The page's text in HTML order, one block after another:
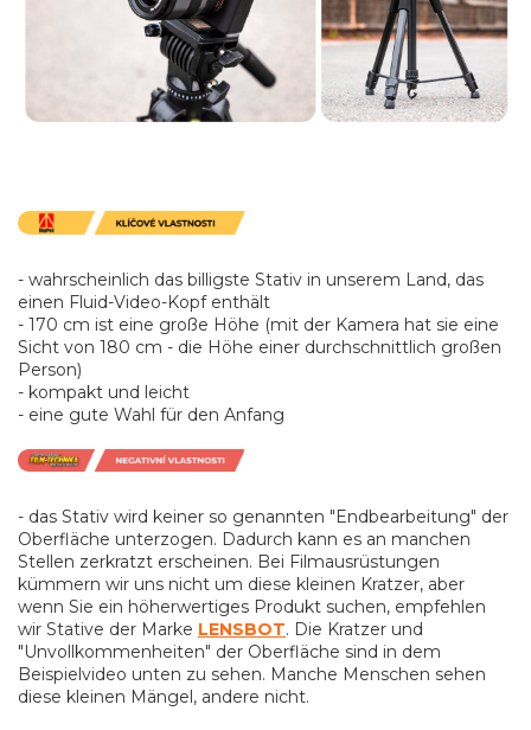
- wahrscheinlich das billigste Stativ in unserem Land, das
einen Fluid-Video-Kopf enthält
- 170 cm ist eine große Höhe (mit der Kamera hat sie eine
Sicht von 180 cm - die Höhe einer durchschnittlich großen
Person)
- kompakt und leicht
- eine gute Wahl für den Anfang
- das Stativ wird keiner so genannten "Endbearbeitung" der
Oberfläche unterzogen. Dadurch kann es an manchen
Stellen zerkratzt erscheinen. Bei Filmausrüstungen
kümmern wir uns nicht um diese kleinen Kratzer, aber
wenn Sie ein höherwertiges Produkt suchen, empfehlen
wir Stative der Marke LENSBOT. Die Kratzer und
"Unvollkommenheiten" der Oberfläche sind in dem
Beispielvideo unten zu sehen. Manche Menschen sehen
diese kleinen Mängel, andere nicht.